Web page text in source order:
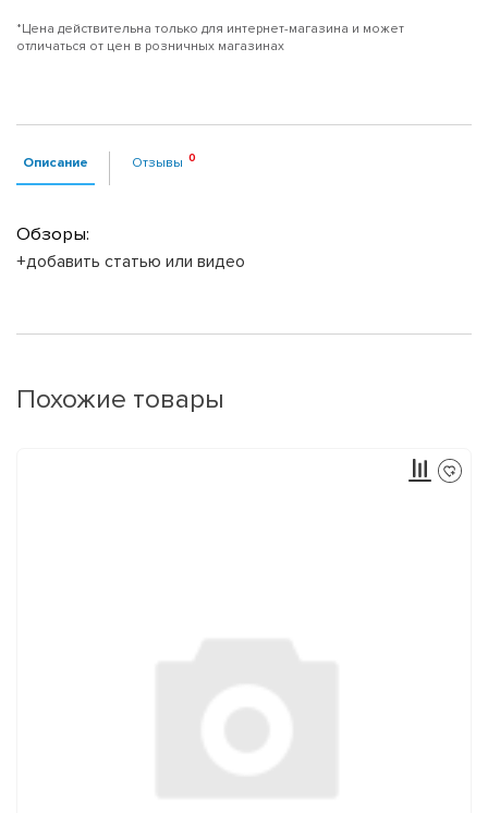
*Цена действительна только для интернет-магазина и может
отличаться от цен в розничных магазинах
Описание Отзывы
Обзоры:
+добавить статью или видео
Похожие товары